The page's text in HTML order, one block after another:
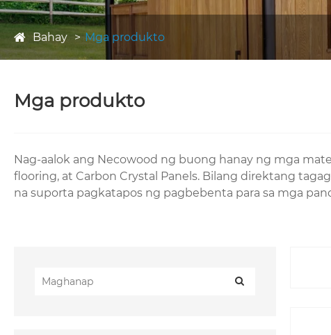
Bahay Mga produkto
Mga produkto
Nag-aalok ang Necowood ng buong hanay ng mga
flooring, at Carbon Crystal Panels. Bilang direktang
na suporta pagkatapos ng pagbebenta para sa mga